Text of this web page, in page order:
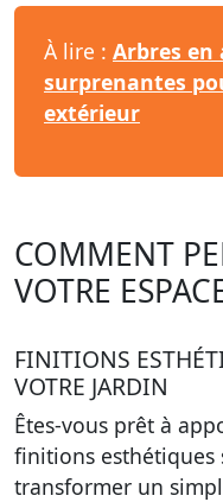
À lire : Arbres en
surprenantes
extérieur
COMMENT
VOTRE
FINITIONS
VOTRE JARDIN
Êtes-vous prêt à
finitions esthétiques
transformer un